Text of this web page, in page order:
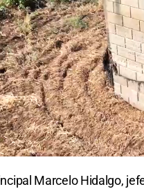
Marcelo Hidalgo,